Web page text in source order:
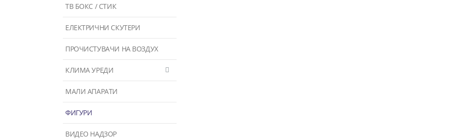
ТВ БОКС / СТИК
ЕЛЕКТРИЧНИ СКУТЕРИ
ПРОЧИСТУВАЧИ НА ВОЗДУХ
КЛИМА УРЕДИ
МАЛИ АПАРАТИ
ФИГУРИ
ВИДЕО НАДЗОР